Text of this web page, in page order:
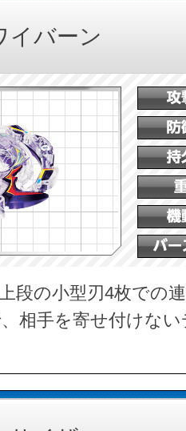
イバーン
段の小型刃4枚での
相手を寄せ付けな